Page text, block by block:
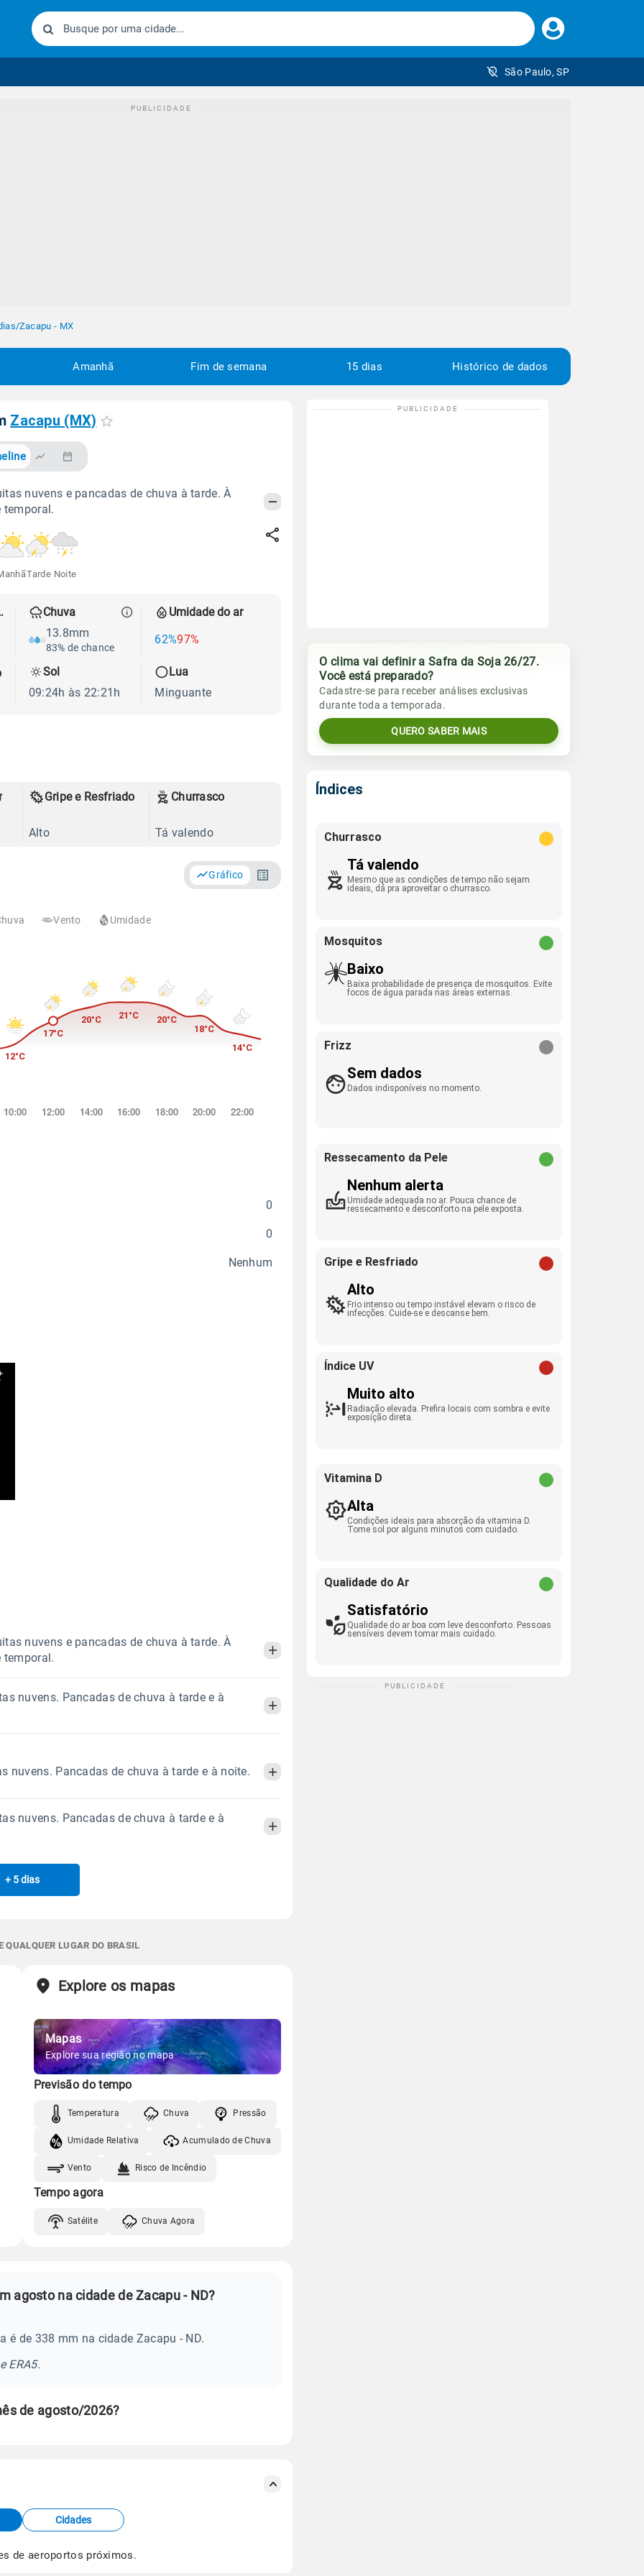
Faça
seu
São Paulo, SP
/Zacapu - MX
Amanhã Fim de semana 15 dias Histórico de dados
Zacapu (MX)
nuvens e pancadas de chuva à tarde. À
temporal.
Tarde Noite
Chuva
13.8mm
83% de chance
Umidade do ar
62%97%
Sol
09:24h às 22:21h
Lua
Minguante
Gripe e Resfriado
Alto
Churrasco
Tá valendo
Gráfico
Vento Umidade
0
0
Nenhum
nuvens e pancadas de chuva à tarde. À
temporal.
18.3mm
67%98%
09:24h às 22:21h
Minguante
nuvens. Pancadas de chuva à tarde e à
Chuva
5.9mm
Umidade do ar
Sol
09:24h às 22:20h
Vento
nuvens. Pancadas de chuva à tarde e à noite.
Chuva
09:25h às 22:20h
Vento Umidade
nuvens. Pancadas de chuva à tarde e à
ManhãTarde
6.8mm
Sol
Lua
Gráfico
+ 5 dias
QUALQUER LUGAR DO BRASIL
Explore os mapas
Mapas
Explore sua região no mapa
Previsão do tempo
Temperatura Chuva Pressão
Umidade Relativa Acumulado de Chuva
Vento Risco de Incêndio
Tempo agora
Satélite Chuva Agora
agosto na cidade de Zacapu - ND?
é de 338 mm na cidade Zacapu - ND.
ERA5.
de agosto/2026?
Cidades
de aeroportos próximos.
O clima vai definir a Safra da Soja 26/27.
Você está preparado?
Cadastre-se para receber análises exclusivas
durante toda a temporada.
QUERO SABER MAIS
Índices
Churrasco
Tá valendo
Mesmo que as condições de tempo não sejam
ideais, dá pra aproveitar o churrasco.
Mosquitos
Baixo
Baixa probabilidade de presença de mosquitos. Evite
focos de água parada nas áreas externas.
Frizz
Sem dados
Dados indisponíveis no momento.
Ressecamento da Pele
Nenhum alerta
Umidade adequada no ar. Pouca chance de
ressecamento e desconforto na pele exposta.
Gripe e Resfriado
Alto
Frio intenso ou tempo instável elevam o risco de
infecções. Cuide-se e descanse bem.
Índice UV
Muito alto
Radiação elevada. Prefira locais com sombra e evite
exposição direta.
Vitamina D
Alta
Condições ideais para absorção da vitamina D.
Tome sol por alguns minutos com cuidado.
Qualidade do Ar
Satisfatório
Qualidade do ar boa com leve desconforto. Pessoas
sensíveis devem tomar mais cuidado.